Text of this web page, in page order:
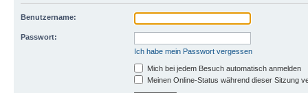
Benutzername:
Passwort:
Ich habe mein Passwort vergessen
Mich bei jedem Besuch automatisch anmelden
Meinen Online-Status während dieser Sitzung